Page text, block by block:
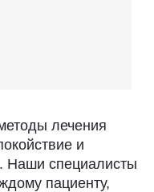
лечения
и
Наши специалисты
пациенту,